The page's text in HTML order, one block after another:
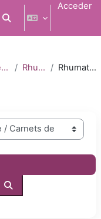
Selector de búsqueda
Acceder
Carnets de stage 2023-2024 Rhumatologie Rhumatologie Morlaix
Buscar cursos